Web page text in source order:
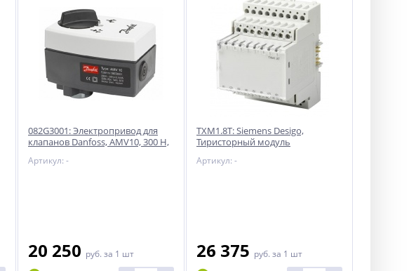
082G3001: Электропривод для
клапанов Danfoss, AMV10, 300 Н,
Артикул: -
20 250 руб. за 1 шт
TXM1.8T: Siemens Desigo,
Тиристорный модуль
Артикул: -
26 375 руб. за 1 шт